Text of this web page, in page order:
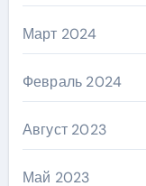
Март 2024
Февраль 2024
Август 2023
Май 2023